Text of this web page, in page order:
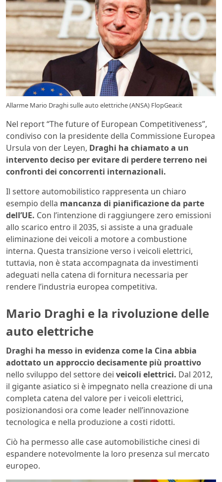
Allarme Mario Draghi sulle auto elettriche (ANSA) FlopGear.it
Nel report “The future of European Competitiveness”,
condiviso con la presidente della Commissione Europea
Ursula von der Leyen, Draghi ha chiamato a un
intervento deciso per evitare di perdere terreno nei
confronti dei concorrenti internazionali.
Il settore automobilistico rappresenta un chiaro
esempio della mancanza di pianificazione da parte
dell’UE. Con l’intenzione di raggiungere zero emissioni
allo scarico entro il 2035, si assiste a una graduale
eliminazione dei veicoli a motore a combustione
interna. Questa transizione verso i veicoli elettrici,
tuttavia, non è stata accompagnata da investimenti
adeguati nella catena di fornitura necessaria per
rendere l’industria europea competitiva.
Mario Draghi e la rivoluzione delle
auto elettriche
Draghi ha messo in evidenza come la Cina abbia
adottato un approccio decisamente più proattivo
nello sviluppo del settore dei veicoli elettrici. Dal 2012,
il gigante asiatico si è impegnato nella creazione di una
completa catena del valore per i veicoli elettrici,
posizionandosi ora come leader nell’innovazione
tecnologica e nella produzione a costi ridotti.
Ciò ha permesso alle case automobilistiche cinesi di
espandere notevolmente la loro presenza sul mercato
europeo.